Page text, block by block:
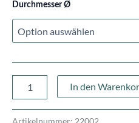
Durchmesser Ø
In den
Artikelnummer: 22002